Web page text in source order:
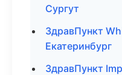
Сургут
ЗдравПункт
Екатеринбург
ЗдравПункт